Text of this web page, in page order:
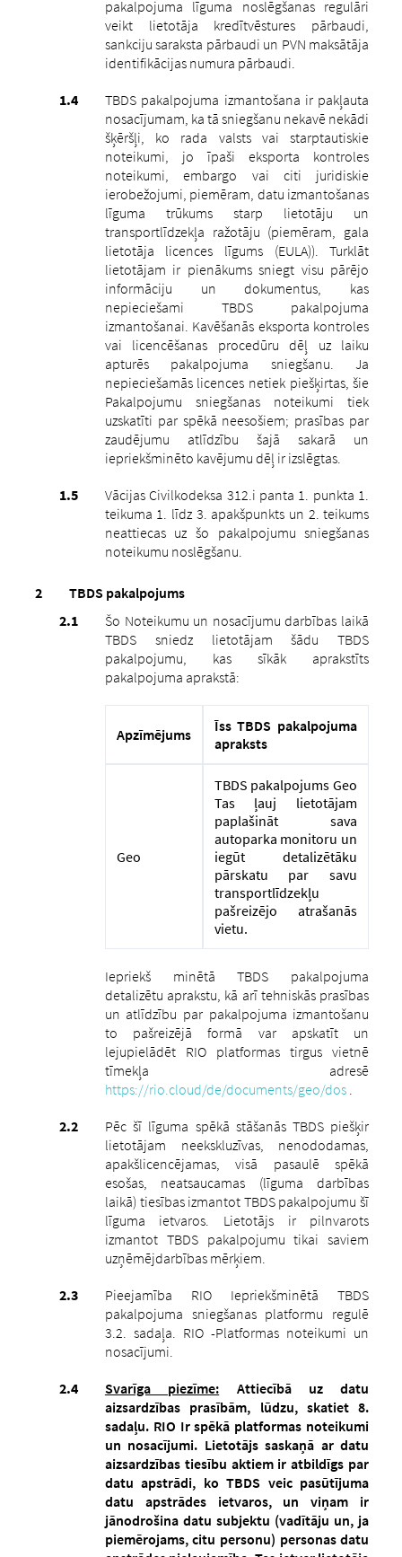
pakalpojuma līguma noslēgšanas regulāri
veikt lietotāja kredītvēstures pārbaudi,
sankciju saraksta pārbaudi un PVN maksātāja
identifikācijas numura pārbaudi.
TBDS pakalpojuma izmantošana ir pakļauta
nosacījumam, ka tā sniegšanu nekavē nekādi
šķēršļi, ko rada valsts vai starptautiskie
noteikumi, jo īpaši eksporta kontroles
noteikumi, embargo vai citi juridiskie
ierobežojumi, piemēram, datu izmantošanas
līguma trūkums starp lietotāju un
transportlīdzekļa ražotāju (piemēram, gala
lietotāja licences līgums (EULA)).
Turklāt
lietotājam ir pienākums sniegt visu pārējo
informāciju un dokumentus, kas
nepieciešami TBDS pakalpojuma
izmantošanai. Kavēšanās eksporta kontroles
vai licencēšanas procedūru dēļ uz laiku
apturēs pakalpojuma sniegšanu. Ja
nepieciešamās licences netiek piešķirtas, šie
Pakalpojumu sniegšanas noteikumi tiek
uzskatīti par spēkā neesošiem; prasības par
zaudējumu atlīdzību šajā sakarā un
iepriekšminēto kavējumu dēļ ir izslēgtas.
Vācijas Civilkodeksa 312.i panta 1. punkta 1.
teikuma 1. līdz 3. apakšpunkts un 2. teikums
neattiecas uz šo pakalpojumu sniegšanas
noteikumu noslēgšanu.
TBDS pakalpojums
Šo Noteikumu un nosacījumu darbības laikā
TBDS sniedz lietotājam šādu TBDS
pakalpojumu, kas sīkāk aprakstīts
pakalpojuma aprakstā:
Apzīmējums
Īss TBDS pakalpojuma
apraksts
Geo
TBDS pakalpojums Geo
Tas ļauj lietotājam
paplašināt sava
autoparka monitoru un
iegūt detalizētāku
pārskatu par savu
transportlīdzekļu
pašreizējo atrašanās
vietu.
Iepriekš minētā TBDS pakalpojuma
detalizētu aprakstu, kā arī tehniskās prasības
un atlīdzību par pakalpojuma izmantošanu
to pašreizējā formā var apskatīt un
lejupielādēt RIO platformas tirgus vietnē
tīmekļa adresē
https://rio.cloud/de/documents/geo/dos.
Pēc šī līguma spēkā stāšanās TBDS piešķir
lietotājam neekskluzīvas, nenododamas,
apakšlicencējamas, visā pasaulē spēkā
esošas, neatsaucamas (līguma darbības
laikā) tiesības izmantot TBDS pakalpojumu šī
līguma ietvaros. Lietotājs ir pilnvarots
izmantot TBDS pakalpojumu tikai saviem
uzņēmējdarbības mērķiem.
Pieejamība RIO Iepriekšminētā TBDS
pakalpojuma sniegšanas platformu regulē
3.2. sadaļa. RIO -Platformas noteikumi un
nosacījumi.
Svarīga piezīme: Attiecībā uz datu
aizsardzības prasībām, lūdzu, skatiet 8.
sadaļu. RIO Ir spēkā platformas noteikumi
un nosacījumi. Lietotājs saskaņā ar datu
aizsardzības tiesību aktiem ir atbildīgs par
datu apstrādi, ko TBDS veic pasūtījuma
datu apstrādes ietvaros, un viņam ir
jānodrošina datu subjektu (vadītāju un, ja
piemērojams, citu personu) personas datu